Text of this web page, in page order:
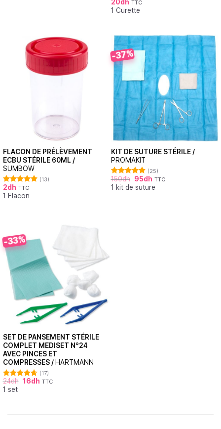
20dh TTC
1 Curette
FLACON DE PRÉLÈVEMENT
ECBU STÉRILE 60ML /
SUMBOW
Note 4.92
sur 5
(13)
2dh TTC
1 Flacon
-37%
KIT DE SUTURE STÉRILE /
PROMAKIT
Note4.92
sur 5
(25)
150dh 95dh TTC
1 kit de suture
-33%
SET DE PANSEMENT STÉRILE
COMPLET MEDISET N°24
AVEC PINCES ET
COMPRESSES / HARTMANN
Note
4.71
sur 5
(17)
24dh 16dh TTC
1 set